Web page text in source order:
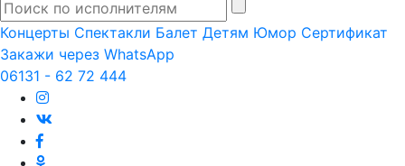
Концерты Спектакли Балет Детям Юмор Сертификат
Закажи через WhatsApp
06131 - 62 72 444